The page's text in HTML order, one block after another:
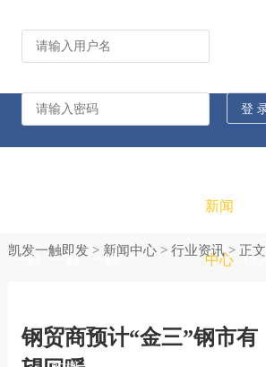
一触 一触 一触
新闻
中心 信息
凯发一触即发> 新闻中心> 行业资讯> 正文
钢贸商预计“金三”钢市有